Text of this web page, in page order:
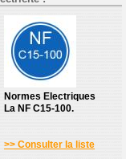
Normes Electriques
La NF C15-100.
>> Consulter la liste